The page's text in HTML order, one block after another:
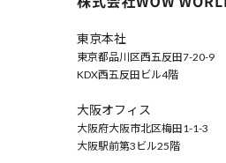
東京本社
東京都品川区西五反田7-20-9
KDX西五反田ビル4階
大阪オフィス
大阪府大阪市北区梅田1-1-3
大阪駅前第3ビル25階